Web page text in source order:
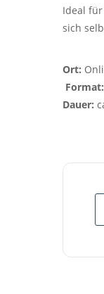
Ideal
sich
Ort:
Format:
Dauer: